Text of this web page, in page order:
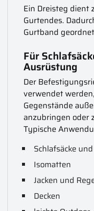
Ein Dreisteg dient
Gurtendes.
Gurtband
Für
Ausrüstung
Der
verwendet
Gegenstände
anzubringen oder
Typische
Schlafsäcke
Isomatten
Jacken und
Decken